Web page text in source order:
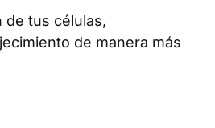
de tus células,
de manera más